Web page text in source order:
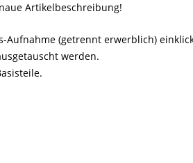
Artikelbeschreibung!
(getrennt erwerblich)
werden.